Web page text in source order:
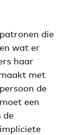
die
wat er
haar
met
de
een
de